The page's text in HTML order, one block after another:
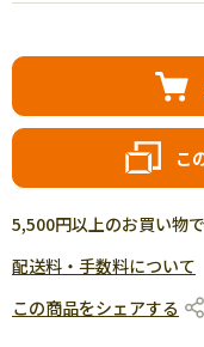
こ
5,500円以上のお買い物
配送料・手数料について
この商品をシェアする